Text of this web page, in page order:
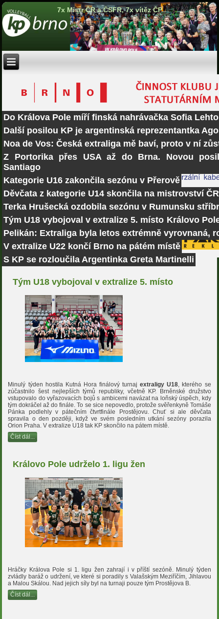
7x Mistr ČR a ČSFR, 7x vítěz ČP
Do Králova Pole míří finská nahrávačka Sofia Lehto
Další posilou KP je argentinská reprezentantka
Noa de Vos: Česká extraliga mě baví, proto v ní
Z Portorika přes USA až do Brna. Novou
Santiago
Kategorie U16 zakončila sezónu v Přerově
Děvčata z kategorie U14 skončila na mistrovství
Terka Hrušecká ozdobila sezónu v Rumunsku
Tým U18 vybojoval v extralize 5. místo Královo
Pelikán: Extraliga byla letos extrémně vyrovnaná,
V extralize U22 končí Brno na pátém místě
S KP se rozloučila Argentinka Greta Martinelli
Tým U18 vybojoval v extralize 5. místo
Minulý týden hostila Kutná Hora finálový turnajextraligy U18, kterého se
zúčastnilo šest nejlepších týmů republiky, včetně KP. Brněnské družstvo
vstupovalo do vyřazovacích bojů s ambicemi navázat na loňský úspěch, kdy
tým dokráčel až do finále. To se sice nepovedlo, protože svěřenkyně Tomáše
Pánka podlehly v pátečním čtvrtfinále Prostějovu. Chuť si ale děvčata
spravila o den později, když ve svém posledním utkání sezóny porazila
Orion Praha. V extralize U18 tak KP skončilo na pátem místě.
Číst dál...
Královo Pole udrželo 1. ligu žen
Hráčky Králova Pole si 1. ligu žen zahrají i v příští sezóně. Minulý týden
zvládly baráž o udržení, ve které si poradily s Valašským Meziříčím, Jihlavou
a Malou Skálou. Nad jejich síly byl na turnaji pouze tým Prostějova B.
Číst dál...